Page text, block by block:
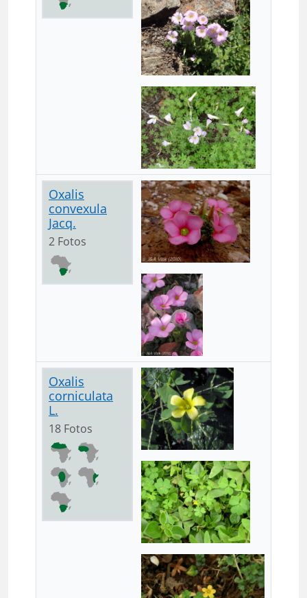
Oxalis
convexula
Jacq.
2 Fotos
Oxalis
corniculata
L.
18 Fotos